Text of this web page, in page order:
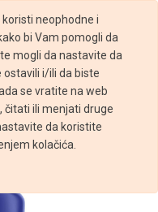
neophodne i
bi Vam pomogli da
mogli da nastavite da
ostavili i/ili da biste
se vratite na web
čitati ili menjati druge
da koristite
kolačića.
Creations Blue 1,27l